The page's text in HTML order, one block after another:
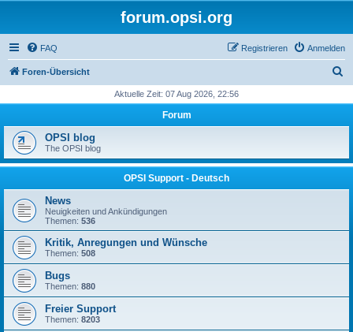
forum.opsi.org
FAQ Anmelden
Registrieren
Foren-Übersicht
h
Aktuelle Zeit: 07 Aug 2026, 22:56
Forum
OPSI blog
The OPSI blog
OPSI Support - Deutsch
News
Neuigkeiten und Ankündigungen
Themen: 536
Kritik, Anregungen und Wünsche
Themen: 508
Bugs
Themen: 880
Freier Support
Themen: 8203